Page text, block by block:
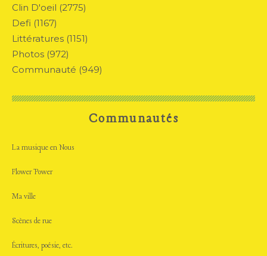
Clin D'oeil (2775)
Defi (1167)
Littératures (1151)
Photos (972)
Communauté (949)
Communautés
La musique en Nous
Flower Power
Ma ville
Scènes de rue
Écritures, poésie, etc.